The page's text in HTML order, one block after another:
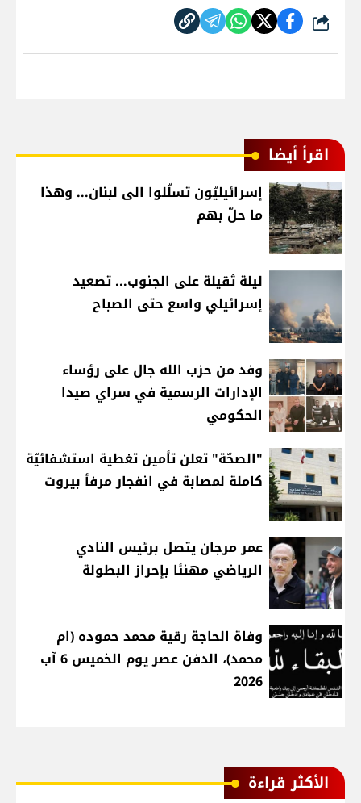
شارك
اقرأ أيضا
إسرائيليّون تسلّلوا الى لبنان... وهذا
ما حلّ بهم
ليلة ثقيلة على الجنوب... تصعيد
إسرائيلي واسع حتى الصباح
وفد من حزب الله جال على رؤساء
الإدارات الرسمية في سراي صيدا
الحكومي
"الصحّة" تعلن تأمين تغطية استشفائيّة
كاملة لمصابة في انفجار مرفأ بيروت
عمر مرجان يتصل برئيس النادي
الرياضي مهنئا بإحراز البطولة
وفاة الحاجة رقية محمد حموده (ام
محمد)، الدفن عصر يوم الخميس 6 آب
2026
الأكثر قراءة